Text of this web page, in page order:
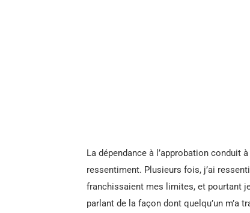
La dépendance à l’approbation conduit
ressentiment. Plusieurs fois, j’ai
franchissaient mes limites, et pourtant
parlant de la façon dont quelqu’un m’a